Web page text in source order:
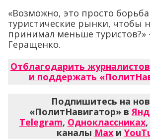
«Возможно, это просто борьба
туристические рынки, чтобы
принимал меньше туристов?»
Геращенко.
Отблагодарить
и поддержать
Подпишитесь на
«ПолитНавигатор» в
Telegram, Одноклассниках,
каналы Max и